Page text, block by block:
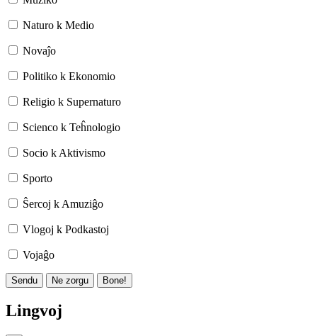
Naturo k Medio
Novaĵo
Politiko k Ekonomio
Religio k Supernaturo
Scienco k Teĥnologio
Socio k Aktivismo
Sporto
Ŝercoj k Amuziĝo
Vlogoj k Podkastoj
Vojaĝo
Sendu Ne zorgu Bone!
Lingvoj